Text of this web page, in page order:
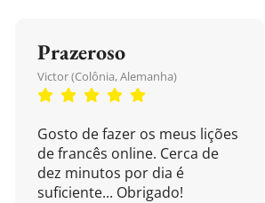
Prazeroso
Victor (Colônia, Alemanha)
Gosto de fazer os meus lições
de francês online. Cerca de
dez minutos por dia é
suficiente... Obrigado!